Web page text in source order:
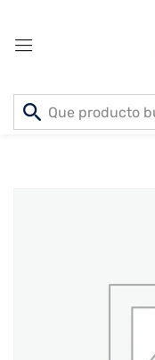
Inicio PRODUCTOS